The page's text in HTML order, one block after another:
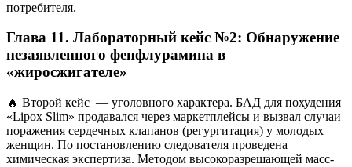
потребителя.
Глава 11. Лабораторный кейс №2: Обнаружение
незаявленного фенфлурамина в
«жиросжигателе»
🔥 Второй кейс — уголовного характера. БАД для похудения
«Lipox Slim» продавался через маркетплейсы и вызвал случаи
поражения сердечных клапанов (регургитация) у молодых
женщин. По постановлению следователя проведена
химическая экспертиза. Методом высокоразрешающей масс-